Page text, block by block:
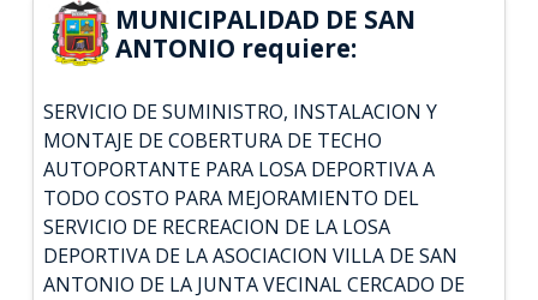
MUNICIPALIDAD DE SAN
ANTONIO requiere:
SERVICIO DE SUMINISTRO, INSTALACION Y
MONTAJE DE COBERTURA DE TECHO
AUTOPORTANTE PARA LOSA DEPORTIVA A
TODO COSTO PARA MEJORAMIENTO DEL
SERVICIO DE RECREACION DE LA LOSA
DEPORTIVA DE LA ASOCIACION VILLA DE SAN
ANTONIO DE LA JUNTA VECINAL CERCADO DE